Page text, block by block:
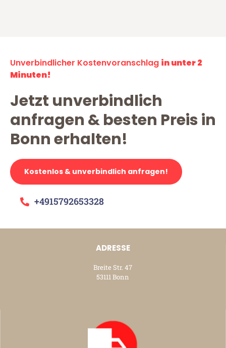
Unverbindlicher Kostenvoranschlag in unter 2
Minuten!
Jetzt unverbindlich
anfragen & besten Preis in
Bonn erhalten!
Kostenlos & unverbindlich anfragen!
+4915792653328
ADRESSE
Breite Str. 47
53111 Bonn